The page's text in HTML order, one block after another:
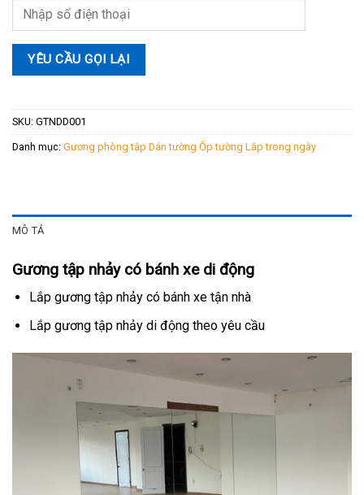
SKU: GTNDD001
Danh mục: Gương phòng tập Dán tường Ốp tường Lắp trong ngày
MÔ TẢ
Gương tập nhảy có bánh xe di động
Lắp gương tập nhảy có bánh xe tận nhà
Lắp gương tập nhảy di động theo yêu cầu